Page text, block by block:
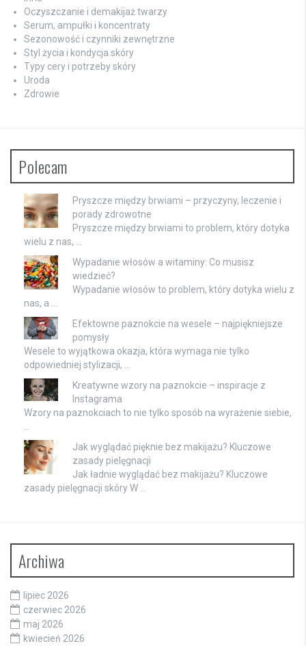
Oczyszczanie i demakijaż twarzy
Serum, ampułki i koncentraty
Sezonowość i czynniki zewnętrzne
Styl życia i kondycja skóry
Typy cery i potrzeby skóry
Uroda
Zdrowie
Polecam
Pryszcze między brwiami – przyczyny, leczenie i
porady zdrowotne
Pryszcze między brwiami to problem, który dotyka
wielu z nas, …
Wypadanie włosów a witaminy: Co musisz
wiedzieć?
Wypadanie włosów to problem, który dotyka wielu z
nas, a …
Efektowne paznokcie na wesele – najpiękniejsze
pomysły
Wesele to wyjątkowa okazja, która wymaga nie tylko
odpowiedniej stylizacji, …
Kreatywne wzory na paznokcie – inspiracje z
Instagrama
Wzory na paznokciach to nie tylko sposób na wyrażenie siebie,
Jak wyglądać pięknie bez makijażu? Kluczowe
zasady pielęgnacji
Jak ładnie wyglądać bez makijażu? Kluczowe
zasady pielęgnacji skóry W …
Archiwa
lipiec 2026
czerwiec 2026
maj 2026
kwiecień 2026